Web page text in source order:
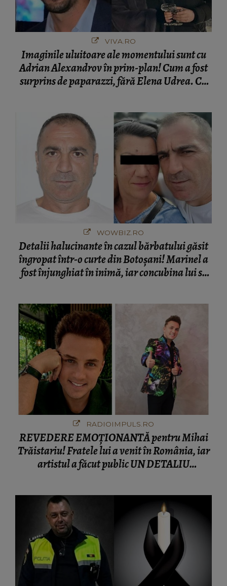
VIVA.RO
Imaginile uluitoare ale momentului sunt cu
Adrian Alexandrov în prim-plan! Cum a fost
surprins de paparazzi, fără Elena Udrea. Cu
WOWBIZ.RO
Detalii halucinante în cazul bărbatului găsit
îngropat într-o curte din Botoșani! Marinel a
fost înjunghiat în inimă, iar concubina lui se
RADIOIMPULS.RO
REVEDERE EMOȚIONANTĂ pentru Mihai
Trăistariu! Fratele lui a venit în România, iar
artistul a făcut public UN DETALIU